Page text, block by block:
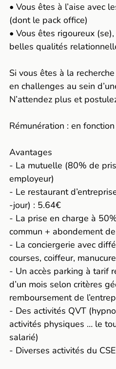
• Vous êtes à l’aise avec
(dont le pack office)
• Vous êtes rigoureux
belles qualités
Si vous êtes à la
en challenges au sein
N’attendez plus et
Rémunération : en
Avantages
- La mutuelle (80% de
employeur)
- Le restaurant
-jour) : 5.64€
- La prise en charge à
commun + abondement
- La conciergerie avec
courses, coiffeur,
- Un accès parking à tarif
d’un mois selon critères
remboursement de
- Des activités QVT
activités physiques … le
salarié)
- Diverses activités du CSE